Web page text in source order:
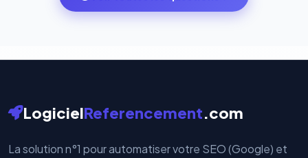
par nos serveurs — elles sont gérées directement et
LogicielReferencement.com
La solution n°1 pour automatiser votre SEO (Google) et